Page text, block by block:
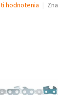
hodnotenia